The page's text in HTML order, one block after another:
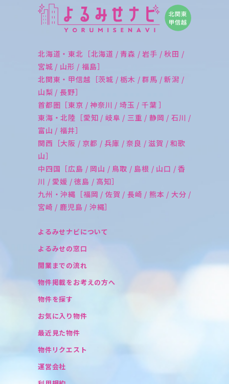
北海道・東北［北海道 / 青森 / 岩手 / 秋田 /
宮城 / 山形 / 福島］
北関東・甲信越［茨城 / 栃木 / 群馬 / 新潟 /
山梨 / 長野］
首都圏［東京 / 神奈川 / 埼玉 / 千葉 ］
東海・北陸［愛知 / 岐阜 / 三重 / 静岡 / 石川 /
富山 / 福井］
関西［大阪 / 京都 / 兵庫 / 奈良 / 滋賀 / 和歌
山］
中四国［広島 / 岡山 / 鳥取 / 島根 / 山口 / 香
川 / 愛媛 / 徳島 / 高知］
九州・沖縄［福岡 / 佐賀 / 長崎 / 熊本 / 大分 /
宮崎 / 鹿児島 / 沖縄］
よるみせナビについて
よるみせの窓口
開業までの流れ
物件掲載をお考えの方へ
物件を探す
お気に入り物件
最近見た物件
物件リクエスト
運営会社